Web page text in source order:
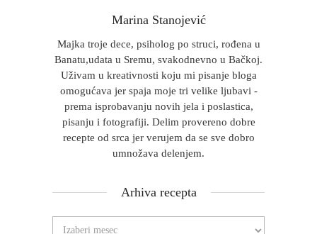
Marina Stanojević
Majka troje dece, psiholog po struci, rođena u
Banatu,udata u Sremu, svakodnevno u Bačkoj.
Uživam u kreativnosti koju mi pisanje bloga
omogućava jer spaja moje tri velike ljubavi -
prema isprobavanju novih jela i poslastica,
pisanju i fotografiji. Delim provereno dobre
recepte od srca jer verujem da se sve dobro
umnožava delenjem.
Arhiva recepta